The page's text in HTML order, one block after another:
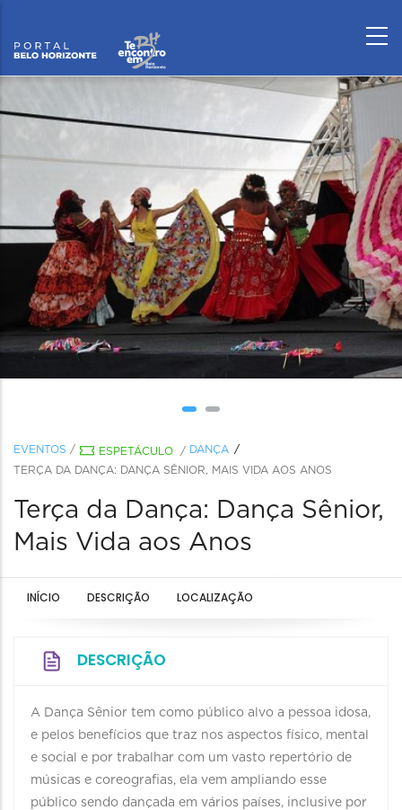
EVENTOS / ESPETÁCULO / DANÇA
TERÇA DA DANÇA: DANÇA SÊNIOR, MAIS VIDA AOS ANOS
Terça da Dança: Dança Sênior,
Mais Vida aos Anos
INÍCIO DESCRIÇÃO LOCALIZAÇÃO
DESCRIÇÃO
A Dança Sênior tem como público alvo a pessoa idosa,
e pelos benefícios que traz nos aspectos físico, mental
e social e por trabalhar com um vasto repertório de
músicas e coreografias, ela vem ampliando esse
público sendo dançada em vários países, inclusive por